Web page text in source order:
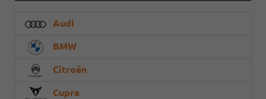
Audi
BMW
Citroën
Cupra